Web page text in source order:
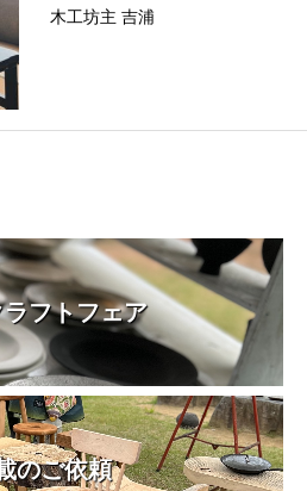
木工坊主 吉浦
フトフェア
のご依頼